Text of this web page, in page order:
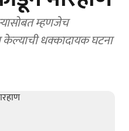
म्हणजेच
धक्कादायक घटना